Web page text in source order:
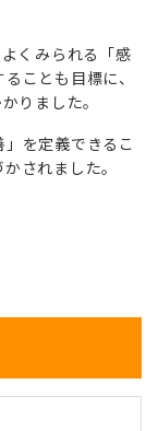
くみられる「感
ことも目標に、
りました。
を定義できるこ
されました。